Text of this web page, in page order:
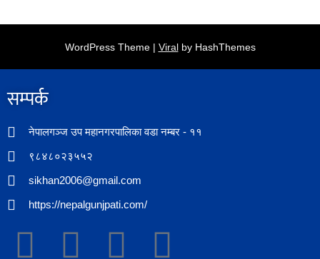
WordPress Theme | Viralby HashThemes
सम्पर्क​
नेपालगञ्ज उप महानगरपालिका वडा नम्बर - ११
९८४८०२३५५२
sikhan2006@gmail.com
https://nepalgunjpati.com/